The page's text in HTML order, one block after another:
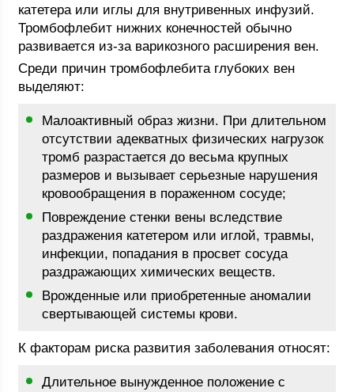
катетера или иглы для внутривенных инфузий.
Тромбофлебит нижних конечностей обычно
развивается из-за варикозного расширения вен.
Среди причин тромбофлебита глубоких вен
выделяют:
Малоактивный образ жизни. При длительном
отсутствии адекватных физических нагрузок
тромб разрастается до весьма крупных
размеров и вызывает серьезные нарушения
кровообращения в пораженном сосуде;
Повреждение стенки вены вследствие
раздражения катетером или иглой, травмы,
инфекции, попадания в просвет сосуда
раздражающих химических веществ.
Врожденные или приобретенные аномалии
свертывающей системы крови.
К факторам риска развития заболевания относят:
Длительное вынужденное положение с